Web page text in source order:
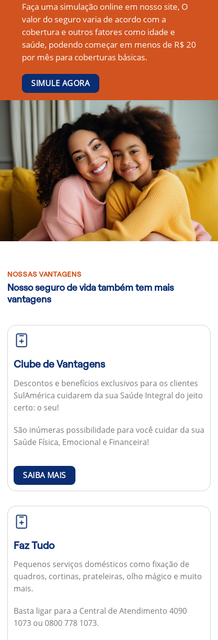
Faça uma simulação online em nosso site, O
valor do seguro varia de acordo com a
cobertura e outros fatores como idade e
saúde, podendo começar em menos de R$ 20
por mês para coberturas básicas.
SIMULE AGORA
NOSSAS VANTAGENS
Nosso seguro de vida também tem mais
vantagens
Clube de Vantagens
Descontos e benefícios exclusivos para os clientes
SulAmérica cuidarem da sua Saúde Integral do jeito
certo: o seu!
São inúmeras possibilidade para você cuidar da sua
Saúde Física, Emocional e Financeira!
SAIBA MAIS
Faz Tudo
Pequenos serviços domésticos como fixação de
quadros, cortinas, prateleiras, olho mágico e muito
mais.
Basta ligar para a Central de Atendimento 4090
1073 ou 0800 778 1073.